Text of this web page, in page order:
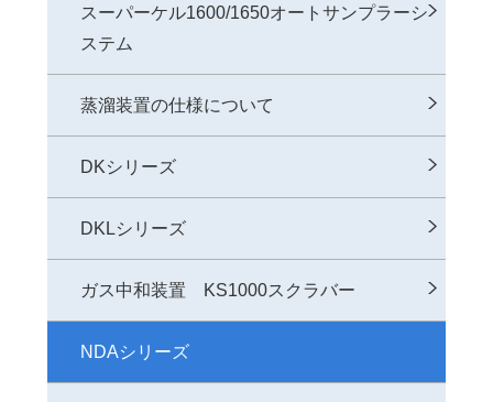
スーパーケル1600/1650オートサンプラーシ
ステム
蒸溜装置の仕様について
DKシリーズ
DKLシリーズ
ガス中和装置 KS1000スクラバー
NDAシリーズ